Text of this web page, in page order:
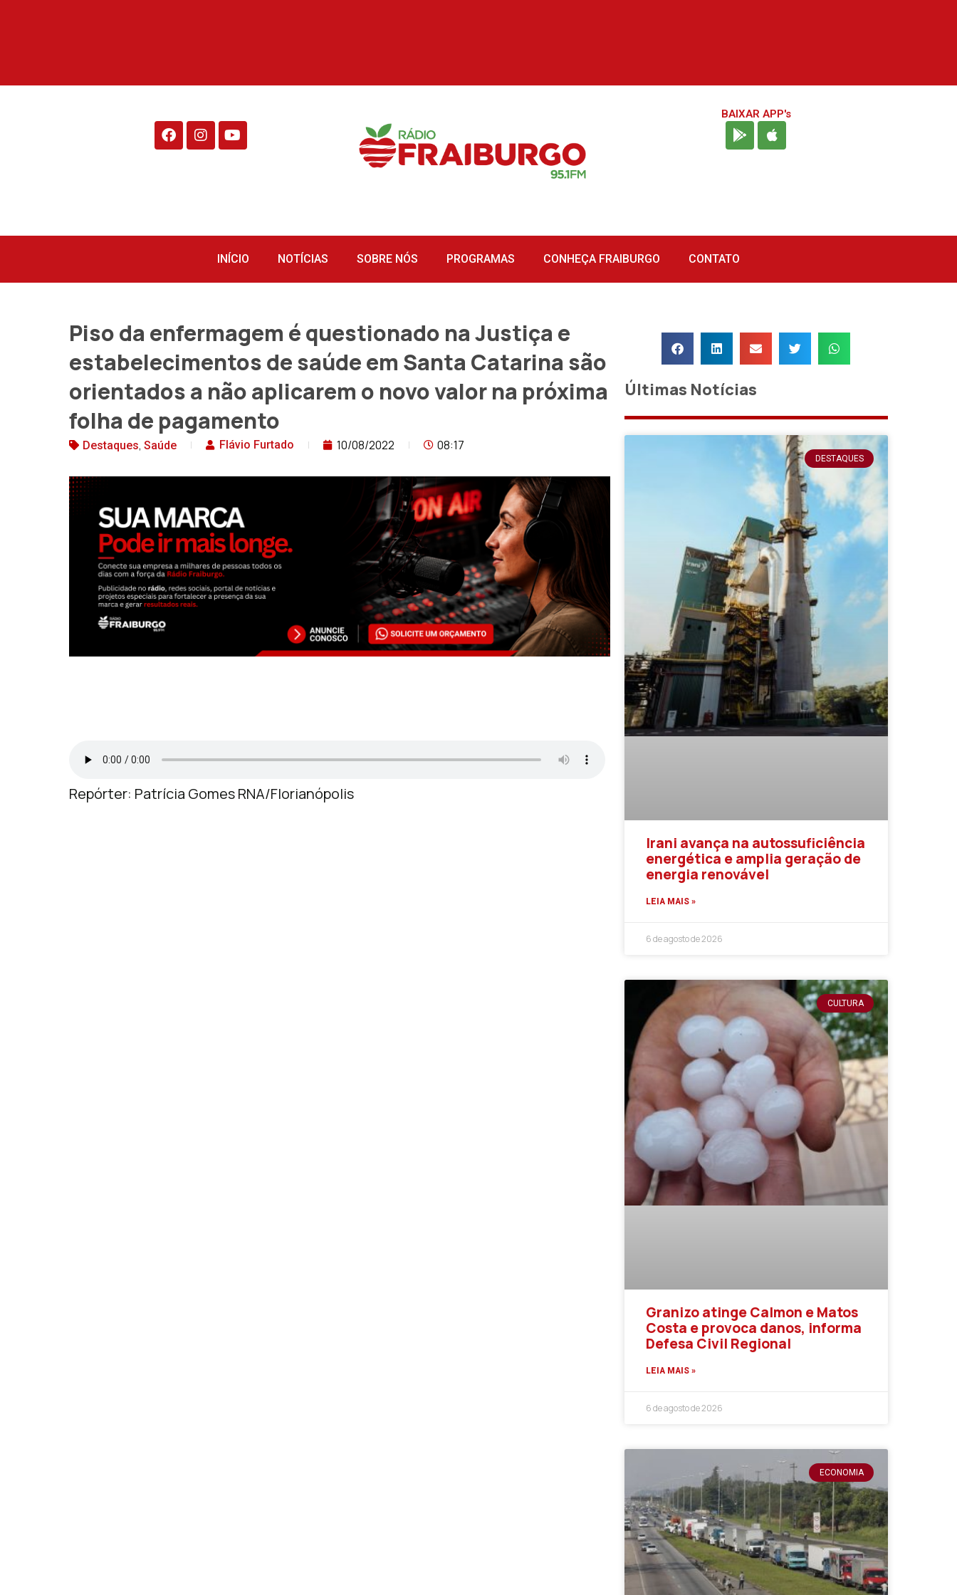
BAIXAR APP's
INÍCIO NOTÍCIAS SOBRE NÓS PROGRAMAS CONHEÇA FRAIBURGO CONTATO
Piso da enfermagem é questionado na Justiça e
estabelecimentos de saúde em Santa Catarina são
orientados a não aplicarem o novo valor na próxima
folha de pagamento
Destaques, Saúde Flávio Furtado 10/08/2022 08:17
Repórter: Patrícia Gomes RNA/Florianópolis
Últimas Notícias
DESTAQUES
Irani avança na autossuficiência
energética e amplia geração de
energia renovável
LEIA MAIS »
6 de agosto de 2026
CULTURA
Granizo atinge Calmon e Matos
Costa e provoca danos, informa
Defesa Civil Regional
LEIA MAIS »
6 de agosto de 2026
ECONOMIA